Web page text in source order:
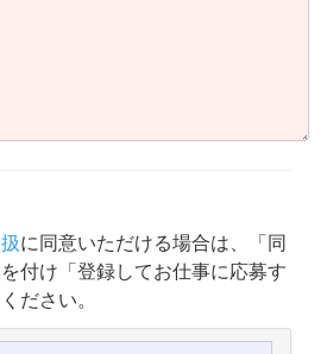
に同意いただける場合は、「同
付け「登録してお仕事に応募す
ださい。